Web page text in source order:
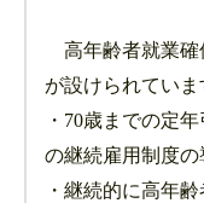
高年齢者就業確
が設けられていま
・70歳までの定
の継続雇用制度
・継続的に高年